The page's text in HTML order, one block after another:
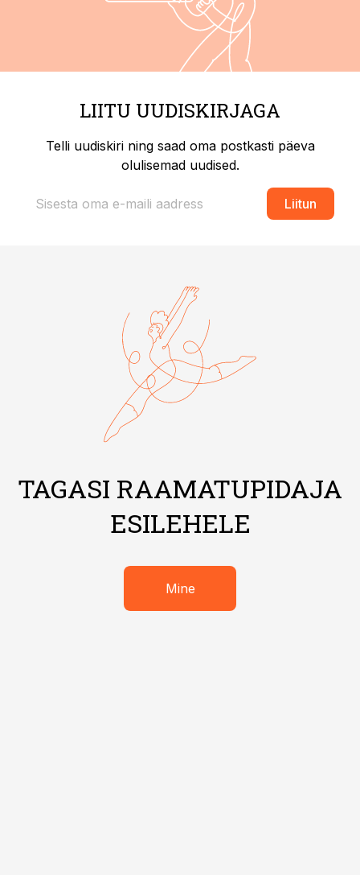
LIITU UUDISKIRJAGA
Telli uudiskiri ning saad oma postkasti päeva
olulisemad uudised.
Liitun
TAGASI RAAMATUPIDAJA
ESILEHELE
Mine